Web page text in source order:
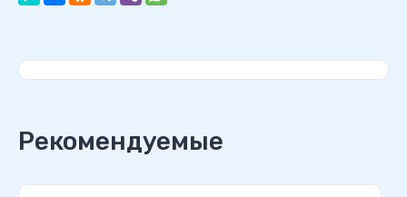
Рекомендуемые